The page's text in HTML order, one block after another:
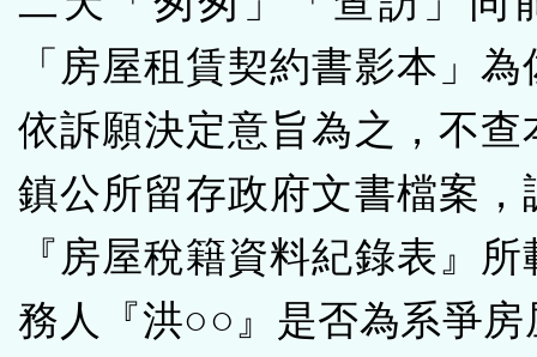
「房屋租賃契約書影本」
依訴願決定意旨為之，不查
鎮公所留存政府文書檔案，
『房屋稅籍資料紀錄表』
務人『洪○○』是否為系爭房